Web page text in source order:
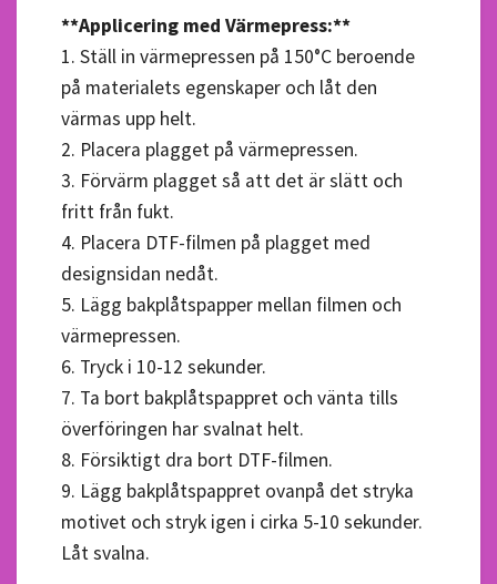
**Applicering med Värmepress:**
1. Ställ in värmepressen på 150°C beroende
på materialets egenskaper och låt den
värmas upp helt.
2. Placera plagget på värmepressen.
3. Förvärm plagget så att det är slätt och
fritt från fukt.
4. Placera DTF-filmen på plagget med
designsidan nedåt.
5. Lägg bakplåtspapper mellan filmen och
värmepressen.
6. Tryck i 10-12 sekunder.
7. Ta bort bakplåtspappret och vänta tills
överföringen har svalnat helt.
8. Försiktigt dra bort DTF-filmen.
9. Lägg bakplåtspappret ovanpå det stryka
motivet och stryk igen i cirka 5-10 sekunder.
Låt svalna.